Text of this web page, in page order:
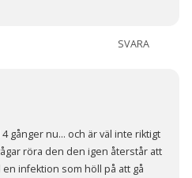
SVARA
gånger nu… och är väl inte riktigt
röra den den igen återstår att
infektion som höll på att gå